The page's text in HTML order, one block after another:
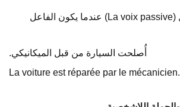
بينما المبني للمجهول (La voix passive) عندما يكون الفاعل
أُصلحت السيارة من قبل الميكانيكي.
La voiture est réparée par le mécanicien.